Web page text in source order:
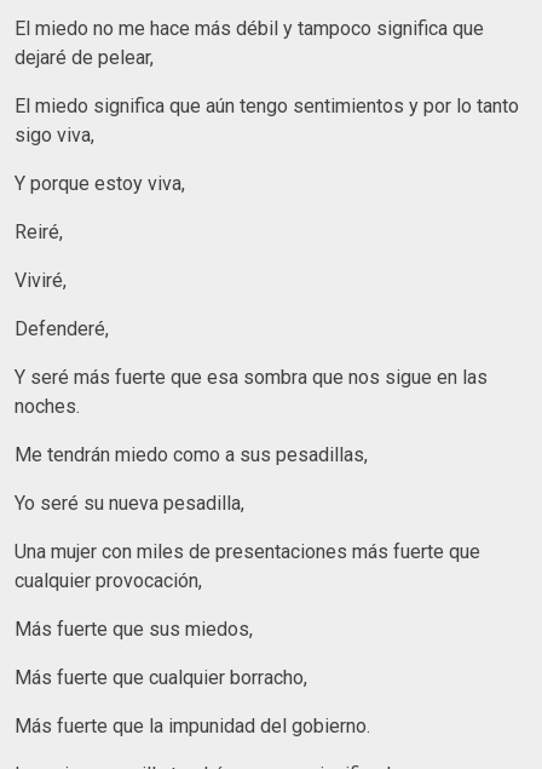
El miedo no me hace más débil y tampoco significa que
dejaré de pelear,
El miedo significa que aún tengo sentimientos y por lo tanto
sigo viva,
Y porque estoy viva,
Reiré,
Viviré,
Defenderé,
Y seré más fuerte que esa sombra que nos sigue en las
noches.
Me tendrán miedo como a sus pesadillas,
Yo seré su nueva pesadilla,
Una mujer con miles de presentaciones más fuerte que
cualquier provocación,
Más fuerte que sus miedos,
Más fuerte que cualquier borracho,
Más fuerte que la impunidad del gobierno.